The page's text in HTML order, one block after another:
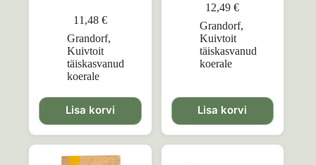
11,48 €
Grandorf,
Kuivtoit
täiskasvanud
koerale
Lisa korvi
12,49€
Grandorf,
Kuivtoit
täiskasvanud
koerale
Lisa korvi